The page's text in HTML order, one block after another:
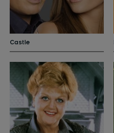
Castle